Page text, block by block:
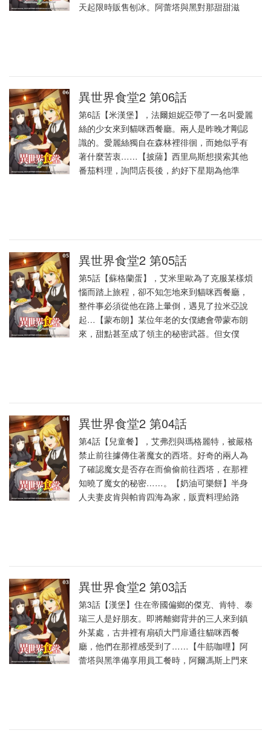
天起限時販售刨冰。阿蕾塔與黑對那甜甜滋
異世界食堂2 第06話
第6話【米漢堡】，法爾妲妮亞帶了一名叫愛麗
絲的少女來到貓咪西餐廳。兩人是昨晚才剛認
識的。愛麗絲獨自在森林裡徘徊，而她似乎有
著什麼苦衷……【披薩】西里烏斯想摸索其他
番茄料理，詢問店長後，約好下星期為他準
異世界食堂2 第05話
第5話【蘇格蘭蛋】，艾米里歐為了克服某樣煩
惱而踏上旅程，卻不知怎地來到貓咪西餐廳，
整件事必須從他在路上暈倒，遇見了拉米亞說
起…【蒙布朗】某位年老的女僕總會帶蒙布朗
來，甜點甚至成了領主的秘密武器。但女僕
異世界食堂2 第04話
第4話【兒童餐】，艾弗烈與瑪格麗特，被嚴格
禁止前往據傳住著魔女的西塔。好奇的兩人為
了確認魔女是否存在而偷偷前往西塔，在那裡
知曉了魔女的秘密……。【奶油可樂餅】半身
人夫妻皮肯與帕肯四海為家，販賣料理給路
異世界食堂2 第03話
第3話【漢堡】住在帝國偏鄉的傑克、肯特、泰
瑞三人是好朋友。即將離鄉背井的三人來到鎮
外某處，古井裡有扇碩大門扉通往貓咪西餐
廳，他們在那裡感受到了……【牛筋咖哩】阿
蕾塔與黑準備享用員工餐時，阿爾馮斯上門來